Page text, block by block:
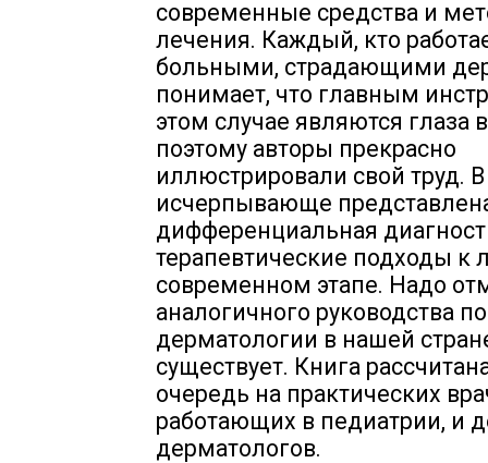
современные средства и
лечения. Каждый, кто
больными, страдающими
понимает, что главным
этом случае являются глаза
поэтому авторы прекрасно
иллюстрировали свой труд.
исчерпывающе
дифференциальная
терапевтические подходы к
современном этапе. Надо
аналогичного руководства
дерматологии в нашей
существует. Книга
очередь на практических
работающих в педиатрии, и
дерматологов.